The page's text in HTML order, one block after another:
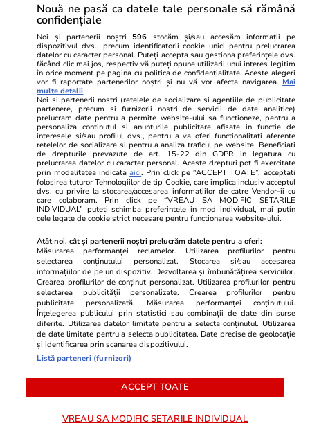
Știri România 16:00
Român întors acasă după 25 de ani în
Germania: „Și urzica e mai faină aici decât
trandafirii dincolo”
Știri România 12:08
Ploi torențiale, grindină și vijelii în 21 de
județe. Harta zonelor vizate luni de avertizarea
meteo ANM cod galben
Ştiri 26 iul. 2021
Știri România 18:49
Rezultatele Loto 6/49 din 26 iulie 2026.
Numerele câștigătoare extrase duminica
Nouă ne pasă ca datele tale personale să rămână
confidențiale
Noi și partenerii noștri 596 stocăm și/sau accesăm informații pe
dispozitivul dvs., precum identificatorii cookie unici pentru prelucrarea
datelor cu caracter personal. Puteți accepta sau gestiona preferințele dvs.
făcând clic mai jos, respectiv vă puteți opune utilizării unui interes legitim
în orice moment pe pagina cu politica de confidențialitate. Aceste alegeri
vor fi raportate partenerilor noștri și nu vă vor afecta navigarea. Mai
multe detalii
Noi si partenerii nostri (retelele de socializare si agentiile de publicitate
partenere, precum si furnizorii nostri de servicii de date analitice)
prelucram date pentru a permite website-ului sa functioneze, pentru a
personaliza continutul si anunturile publicitare afisate in functie de
interesele si/sau profilul dvs., pentru a va oferi functionalitati aferente
retelelor de socializare si pentru a analiza traficul pe website. Beneficiati
de drepturile prevazute de art. 15-22 din GDPR in legatura cu
prelucrarea datelor cu caracter personal. Aceste drepturi pot fi exercitate
prin modalitatea indicataaici. Prin click pe “ACCEPT TOATE”, acceptati
folosirea tuturor Tehnologiilor de tip Cookie, care implica inclusiv acceptul
dvs. cu privire la stocarea/accesarea informatiilor de catre Vendor-ii cu
care colaboram. Prin click pe “VREAU SA MODIFIC SETARILE
INDIVIDUAL” puteti schimba preferintele in mod individual, mai putin
cele legate de cookie strict necesare pentru functionarea website-ului.
Atât noi, cât și partenerii noștri prelucrăm datele pentru a oferi:
Măsurarea performanței reclamelor. Utilizarea profilurilor pentru
selectarea conținutului personalizat. Stocarea și/sau accesarea
informațiilor de pe un dispozitiv. Dezvoltarea și îmbunătățirea serviciilor.
Crearea profilurilor de conținut personalizat. Utilizarea profilurilor pentru
selectarea publicității personalizate. Crearea profilurilor pentru
publicitate personalizată. Măsurarea performanței conținutului.
Înțelegerea publicului prin statistici sau combinații de date din surse
diferite. Utilizarea datelor limitate pentru a selecta conținutul. Utilizarea
de date limitate pentru a selecta publicitatea. Date precise de geolocație
și identificarea prin scanarea dispozitivului.
Listă parteneri (furnizori)
ACCEPT TOATE
VREAU SA MODIFIC SETARILE INDIVIDUAL